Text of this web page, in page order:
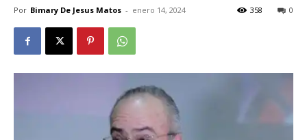
Por Bimary De Jesus Matos - enero 14, 2024 0
358